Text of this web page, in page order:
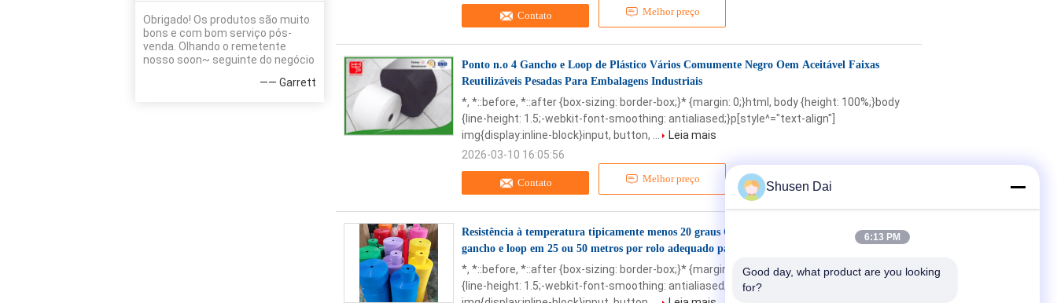
Obrigado! Os produtos são muito
bons e com bom serviço pós-
venda. Olhando o remetente
nosso soon~ seguinte do negócio
—— Garrett
Contato Melhor preço
Ponto n.o 4 Gancho e Loop de Plástico Vários Comumente Negro Oem Aceitável Faixas
Reutilizáveis Pesadas Para Embalagens Industriais
Contato Melhor preço
*, *::before, *::after {box-sizing: border-box;}* {margin: 0;}html, body {height: 100%;}body
{line-height: 1.5;-webkit-font-smoothing: antialiased;}p[style^="text-align"]
img{display:inline-block}input, button, ...
Leia mais
2026-03-10 16:05:56
Resistência à temperatura tipicamente menos 20 graus Celsius a 80 graus Celsius fita de
gancho e loop em 25 ou 50 metros por rolo adequado para usos múltiplos
*, *::before, *::after {box-sizing: border-box;}* {margin: 0;}html, body {height: 100%;}body
{line-height: 1.5;-webkit-font-smoothing: antialiased;}p[style^="text-align"]
Shusen Dai
6:13 PM
Good day, what product are you looking
for?